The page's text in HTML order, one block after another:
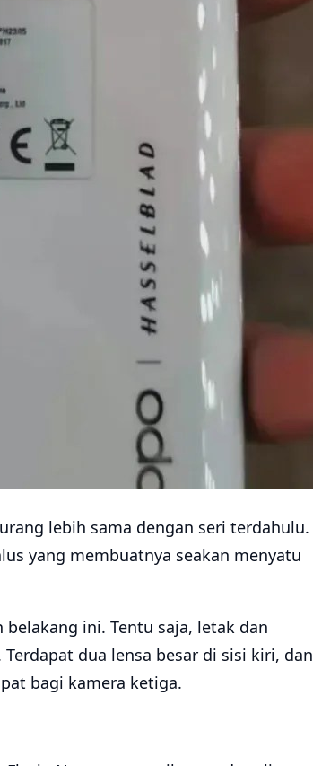
lebih sama dengan seri terdahulu.
yang membuatnya seakan menyatu
ini. Tentu saja, letak dan
dua lensa besar di sisi kiri, dan
bagi kamera ketiga.